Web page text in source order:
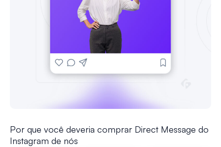
Por que você deveria comprar Direct Message do
Instagram de nós